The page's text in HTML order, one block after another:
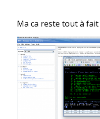
Ma ca reste tout à